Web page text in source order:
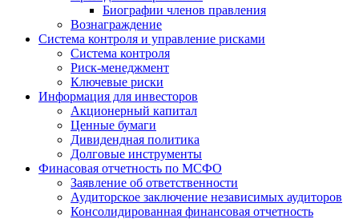
Биографии членов правления
Вознаграждение
Система контроля и управление рисками
Система контроля
Риск-менеджмент
Ключевые риски
Информация для инвесторов
Акционерный капитал
Ценные бумаги
Дивидендная политика
Долговые инструменты
Финасовая отчетность по МСФО
Заявление об ответственности
Аудиторское заключение независимых аудиторов
Консолидированная финансовая отчетность